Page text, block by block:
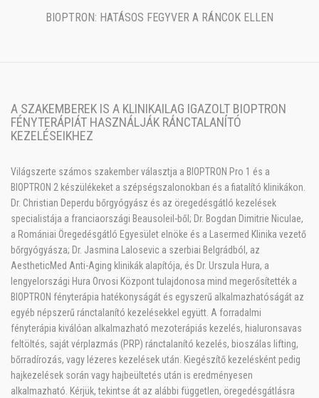
BIOPTRON: HATÁSOS FEGYVER A RÁNCOK ELLEN
A SZAKEMBEREK IS A KLINIKAILAG IGAZOLT BIOPTRON
FÉNYTERÁPIÁT HASZNÁLJÁK RÁNCTALANÍTÓ
KEZELÉSEIKHEZ
Világszerte számos szakember választja a BIOPTRON Pro 1 és a
BIOPTRON 2 készülékeket a szépségszalonokban és a fiatalító klinikákon.
Dr. Christian Deperdu bőrgyógyász és az öregedésgátló kezelések
specialistája a franciaországi Beausoleil-ből; Dr. Bogdan Dimitrie Niculae,
a Romániai Öregedésgátló Egyesület elnöke és a Lasermed Klinika vezető
bőrgyógyásza; Dr. Jasmina Lalosevic a szerbiai Belgrádból, az
AestheticMed Anti-Aging klinikák alapítója, és Dr. Urszula Hura, a
lengyelországi Hura Orvosi Központ tulajdonosa mind megerősítették a
BIOPTRON fényterápia hatékonyságát és egyszerű alkalmazhatóságát az
egyéb népszerű ránctalanító kezelésekkel együtt. A forradalmi
fényterápia kiválóan alkalmazható mezoterápiás kezelés, hialuronsavas
feltöltés, saját vérplazmás (PRP) ránctalanító kezelés, bioszálas lifting,
bőrradírozás, vagy lézeres kezelések után. Kiegészítő kezelésként pedig
hajkezelések során vagy hajbeültetés után is eredményesen
alkalmazható. Kérjük, tekintse át az alábbi független, öregedésgátlásra